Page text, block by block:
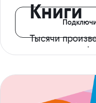
Книги
Тысячи
с доступом